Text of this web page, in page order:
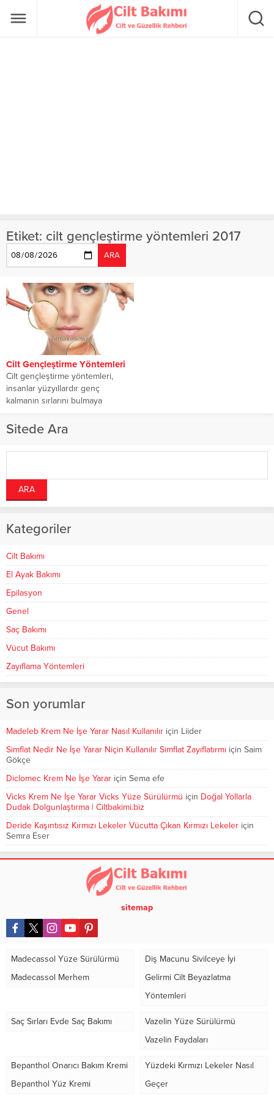
Sitede Ara
Kategoriler
Cilt Bakımı
El Ayak Bakımı
Epilasyon
Genel
Saç Bakımı
Vücut Bakımı
Zayıflama Yöntemleri
Son yorumlar
Madeleb Krem Ne İşe Yarar Nasıl Kullanılır için Liider
Simflat Nedir Ne İşe Yarar Niçin Kullanılır Simflat Zayıflatırmı için Saim
Gökçe
Diclomec Krem Ne İşe Yarar için Sema efe
Vicks Krem Ne İşe Yarar Vicks Yüze Sürülürmü için Doğal Yollarla
Dudak Dolgunlaştırma | Ciltbakimi.biz
Deride Kaşıntısız Kırmızı Lekeler Vücutta Çıkan Kırmızı Lekeler için
Semra Eser
Etiket: cilt gençleştirme yöntemleri 2017
ARA
Cilt Gençleştirme Yöntemleri
Cilt gençleştirme yöntemleri,
insanlar yüzyıllardır genç
kalmanın sırlarını bulmaya
belirtileri olan...
sitemap
Madecassol Yüze Sürülürmü
Madecassol Merhem
Diş Macunu Sivilceye İyi
Gelirmi Cilt Beyazlatma
Yöntemleri
Saç Sırları Evde Saç Bakımı
Vazelin Yüze Sürülürmü
Vazelin Faydaları
Bepanthol Onarıcı Bakım Kremi
Bepanthol Yüz Kremi
Yüzdeki Kırmızı Lekeler Nasıl
Geçer